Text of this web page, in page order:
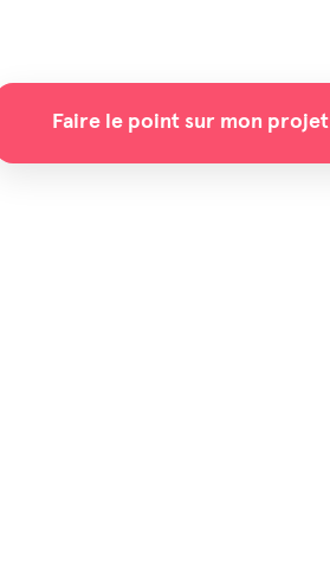
Faire le point sur mon projet